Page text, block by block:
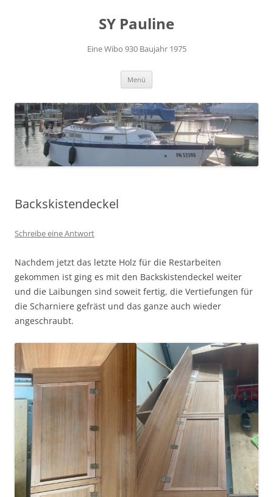
SY Pauline
Eine Wibo 930 Baujahr 1975
Menü
Backskistendeckel
Schreibe eine Antwort
Nachdem jetzt das letzte Holz für die Restarbeiten
gekommen ist ging es mit den Backskistendeckel weiter
und die Laibungen sind soweit fertig, die Vertiefungen für
die Scharniere gefräst und das ganze auch wieder
angeschraubt.